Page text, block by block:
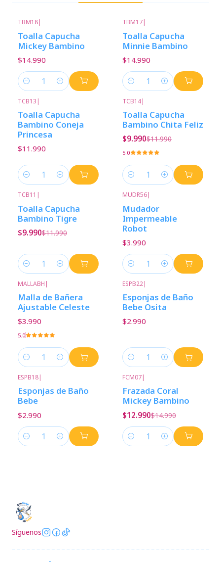
TBM18|
Toalla Capucha
Mickey Bambino
$14.990
Cantidad
TBM17|
Toalla Capucha
Minnie Bambino
$14.990
Cantidad
TCB13 |
Toalla Capucha
Bambino Coneja
Princesa
$11.990
Cantidad
TCB14|
Toalla Capucha
Bambino Chita Feliz
$9.990$11.990
5.0
Cantidad
TCB11 |
Toalla Capucha
Bambino Tigre
$9.990$11.990
Cantidad
MUDR56|
Mudador
Impermeable
Robot
$3.990
Cantidad
MALLABH |
Malla de Bañera
Ajustable Celeste
$3.990
5.0
Cantidad
ESPB22|
Esponjas de Baño
Bebe Osita
$2.990
Cantidad
ESPB18|
Esponjas de Baño
Bebe
$2.990
Cantidad
FCM07|
Frazada Coral
Mickey Bambino
$12.990$14.990
Cantidad
Síguenos